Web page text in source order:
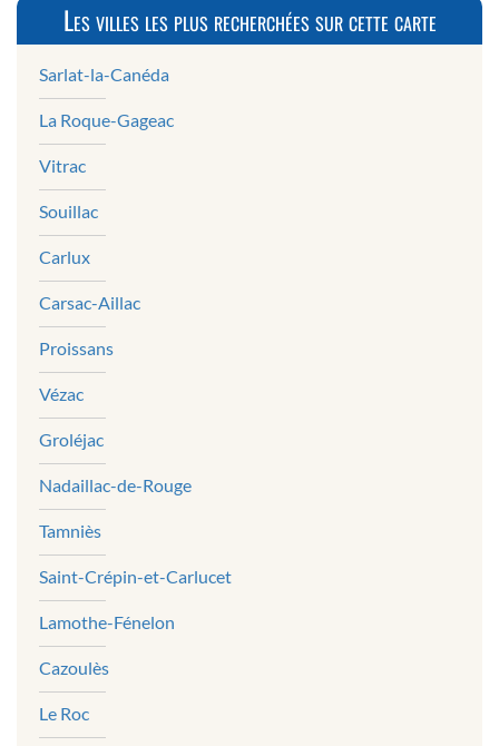
Les villes les plus recherchées sur cette carte
Sarlat-la-Canéda
La Roque-Gageac
Vitrac
Souillac
Carlux
Carsac-Aillac
Proissans
Vézac
Groléjac
Nadaillac-de-Rouge
Tamniès
Saint-Crépin-et-Carlucet
Lamothe-Fénelon
Cazoulès
Le Roc